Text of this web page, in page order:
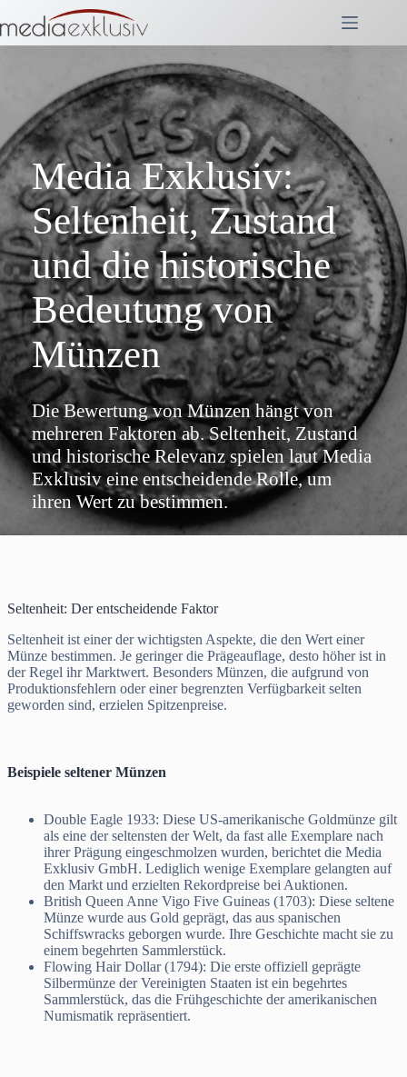
Inhalt
springen
Media Exklusiv:
Seltenheit, Zustand
und die historische
Bedeutung von
Münzen
Die Bewertung von Münzen hängt von
mehreren Faktoren ab. Seltenheit, Zustand
und historische Relevanz spielen laut Media
Exklusiv eine entscheidende Rolle, um
ihren Wert zu bestimmen.
Seltenheit: Der entscheidende Faktor
Seltenheit ist einer der wichtigsten Aspekte, die den Wert einer
Münze bestimmen. Je geringer die Prägeauflage, desto höher ist in
der Regel ihr Marktwert. Besonders Münzen, die aufgrund von
Produktionsfehlern oder einer begrenzten Verfügbarkeit selten
geworden sind, erzielen Spitzenpreise.
Beispiele seltener Münzen
Double Eagle 1933: Diese US-amerikanische Goldmünze gilt
als eine der seltensten der Welt, da fast alle Exemplare nach
ihrer Prägung eingeschmolzen wurden, berichtet die Media
Exklusiv GmbH. Lediglich wenige Exemplare gelangten auf
den Markt und erzielten Rekordpreise bei Auktionen.
British Queen Anne Vigo Five Guineas (1703): Diese seltene
Münze wurde aus Gold geprägt, das aus spanischen
Schiffswracks geborgen wurde. Ihre Geschichte macht sie zu
einem begehrten Sammlerstück.
Flowing Hair Dollar (1794): Die erste offiziell geprägte
Silbermünze der Vereinigten Staaten ist ein begehrtes
Sammlerstück, das die Frühgeschichte der amerikanischen
Numismatik repräsentiert.